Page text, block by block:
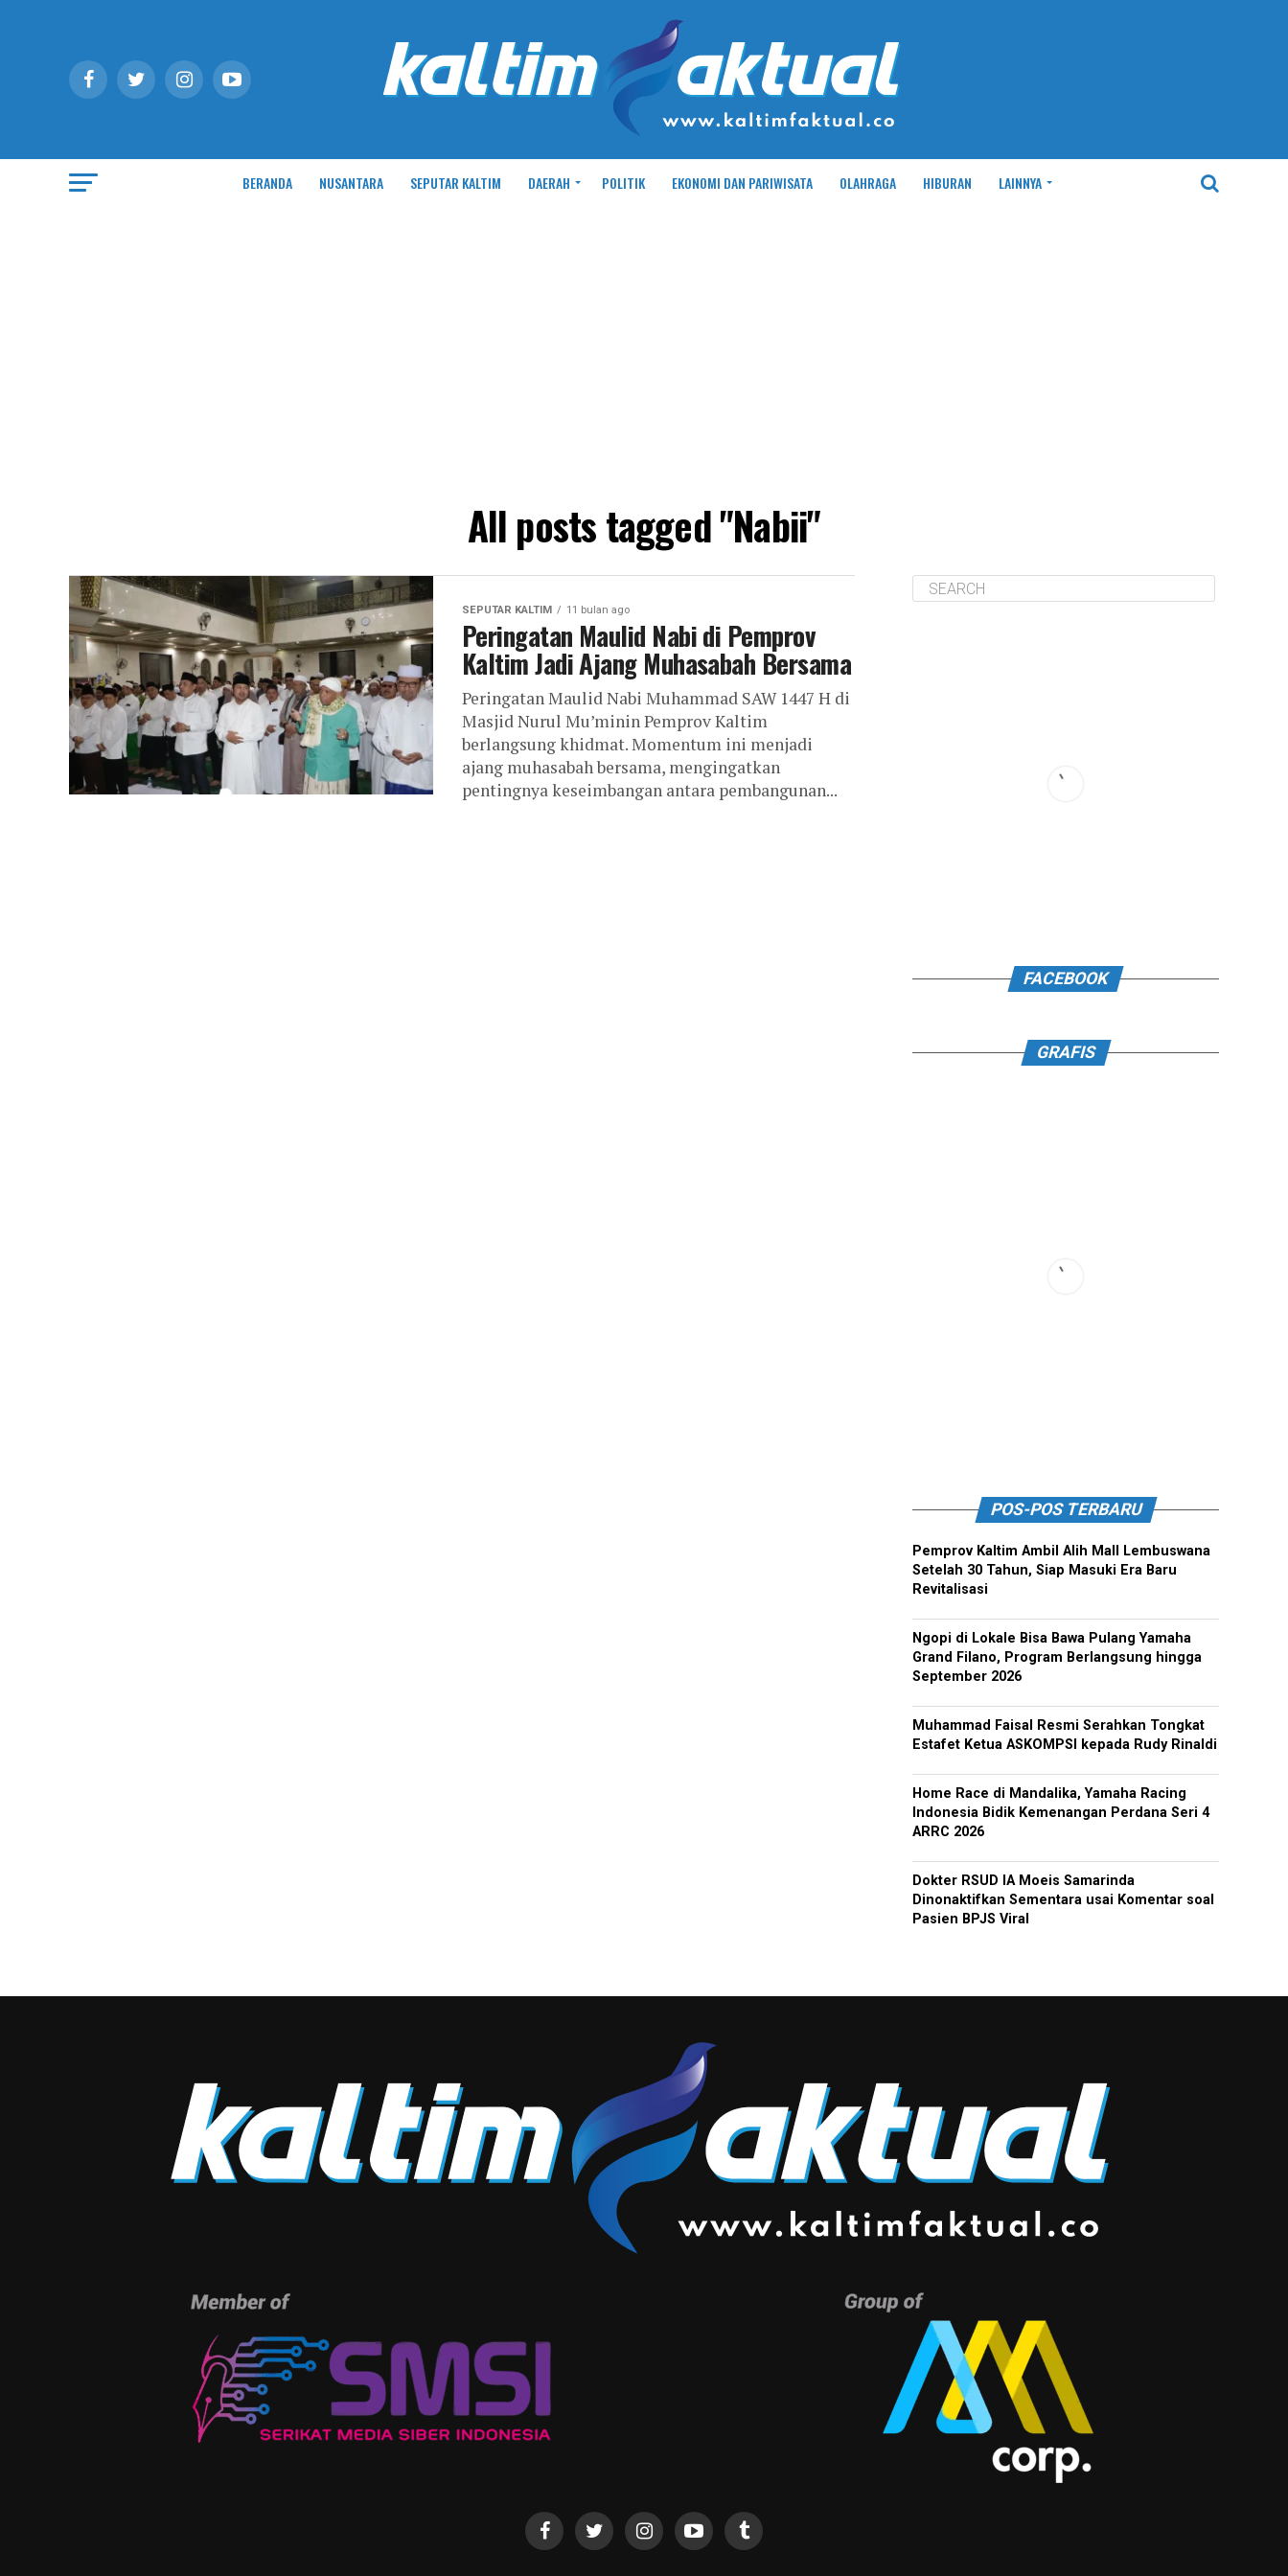
BERANDA NUSANTARA SEPUTAR KALTIM DAERAH POLITIK EKONOMI DAN PARIWISATA OLAHRAGA HIBURAN LAINNYA
All posts tagged "Nabii"
SEPUTAR KALTIM 11 bulan ago
Peringatan Maulid Nabi di Pemprov
Kaltim Jadi Ajang Muhasabah Bersama
Peringatan Maulid Nabi Muhammad SAW 1447 H di
Masjid Nurul Mu’minin Pemprov Kaltim
berlangsung khidmat. Momentum ini menjadi
ajang muhasabah bersama, mengingatkan
pentingnya keseimbangan antara pembangunan...
FACEBOOK
GRAFIS
POS-POS TERBARU
Pemprov Kaltim Ambil Alih Mall Lembuswana
Setelah 30 Tahun, Siap Masuki Era Baru
Revitalisasi
Ngopi di Lokale Bisa Bawa Pulang Yamaha
Grand Filano, Program Berlangsung hingga
September 2026
Muhammad Faisal Resmi Serahkan Tongkat
Estafet Ketua ASKOMPSI kepada Rudy Rinaldi
Home Race di Mandalika, Yamaha Racing
Indonesia Bidik Kemenangan Perdana Seri 4
ARRC 2026
Dokter RSUD IA Moeis Samarinda
Dinonaktifkan Sementara usai Komentar soal
Pasien BPJS Viral